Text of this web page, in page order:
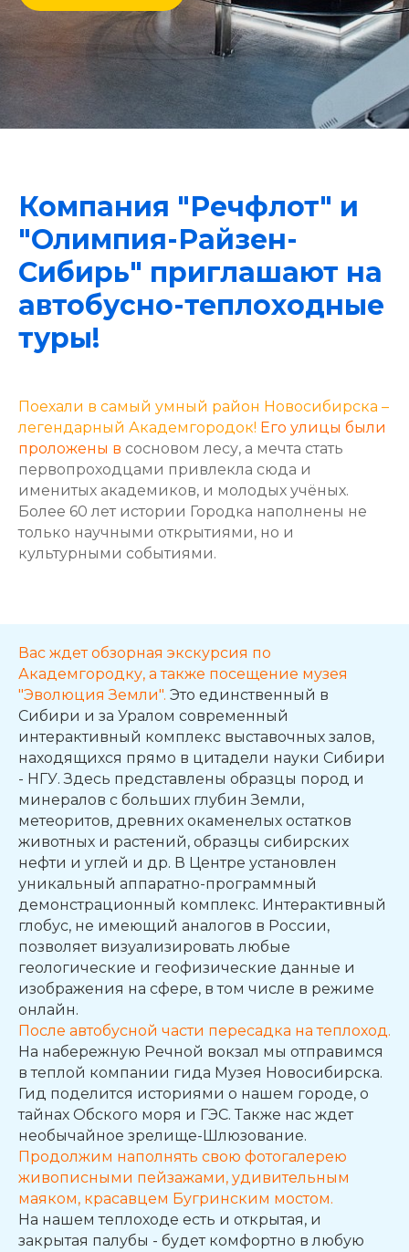
Компания "Речфлот" и
"Олимпия-Райзен-
Сибирь" приглашают на
автобусно-теплоходные
туры!
Поехали в самый умный район Новосибирска –
легендарный Академгородок! Его улицы были
проложены в сосновом лесу, а мечта стать
первопроходцами привлекла сюда и
именитых академиков, и молодых учёных.
Более 60 лет истории Городка наполнены не
только научными открытиями, но и
культурными событиями.
Вас ждет обзорная экскурсия по
Академгородку, а также посещение музея
"Эволюция Земли". Это единственный в
Сибири и за Уралом современный
интерактивный комплекс выставочных залов,
находящихся прямо в цитадели науки Сибири
- НГУ. Здесь представлены образцы пород и
минералов с больших глубин Земли,
метеоритов, древних окаменелых остатков
животных и растений, образцы сибирских
нефти и углей и др. В Центре установлен
уникальный аппаратно-программный
демонстрационный комплекс. Интерактивный
глобус, не имеющий аналогов в России,
позволяет визуализировать любые
геологические и геофизические данные и
изображения на сфере, в том числе в режиме
онлайн.
После автобусной части пересадка на теплоход.
На набережную Речной вокзал мы отправимся
в теплой компании гида Музея Новосибирска.
Гид поделится историями о нашем городе, о
тайнах Обского моря и ГЭС. Также нас ждет
необычайное зрелище-Шлюзование.
Продолжим наполнять свою фотогалерею
живописными пейзажами, удивительным
маяком, красавцем Бугринским мостом.
На нашем теплоходе есть и открытая, и
закрытая палубы - будет комфортно в любую